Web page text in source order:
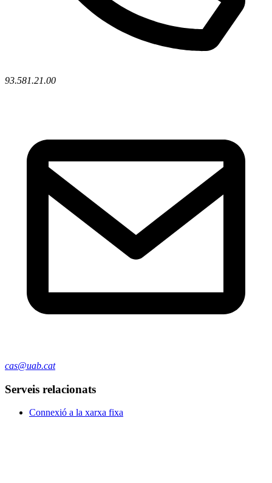
93.581.21.00
cas@uab.cat
Serveis relacionats
Connexió a la xarxa fixa